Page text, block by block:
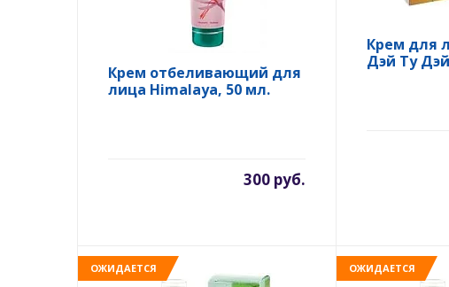
Крем отбеливающий для
лица Himalaya, 50 мл.
300 руб.
Крем для
Дэй Ту
ОЖИДАЕТСЯ ОЖИДАЕТСЯ